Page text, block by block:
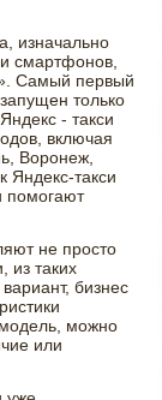
изначально
смартфонов,
Самый первый
только
- такси
включая
Воронеж,
Яндекс-такси
помогают
не просто
из таких
бизнес
можно
или